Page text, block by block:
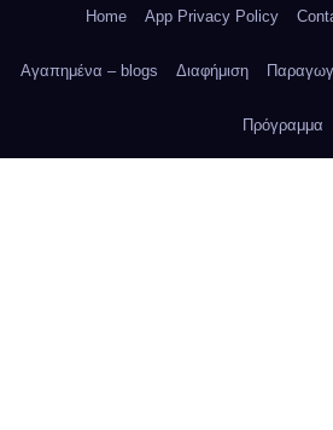
Home App Privacy Policy
Αγαπημένα – blogs Διαφήμιση
Πρόγραμμα